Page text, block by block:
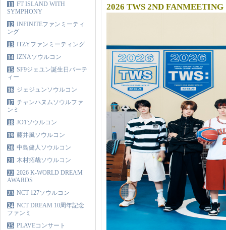
11 FT ISLAND WITH
SYMPHONY
12 INFINITEファンミーティ
ング
13 ITZYファンミーティング
14 IZNAソウルコン
15 SF9ジェユン誕生日パーテ
ィー
16 ジェジュンソウルコン
17 チャンハヌムソウルファ
ンミ
18 JO1ソウルコン
19 藤井風ソウルコン
20 中島健人ソウルコン
21 木村拓哉ソウルコン
22 2026 K-WORLD DREAM
AWARDS
23 NCT 127ソウルコン
24 NCT DREAM 10周年記念
ファンミ
25 PLAVEコンサート
2026 TWS 2ND